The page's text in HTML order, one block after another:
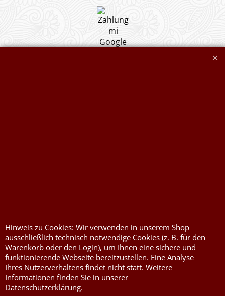
Impressum
Kontaktformular
Kurzwaren von Prym
Füllwatte, Granulat
Flammschutzmittel
nach DIN4102B1
Flammenhemmende,
Hinweis zu Cookies: Wir verwenden in unserem Shop
ausschließlich technisch notwendige Cookies (z. B. für den
Warenkorb oder den Login), um Ihnen eine sichere und
funktionierende Webseite bereitzustellen. Eine Analyse
Ihres Nutzerverhaltens findet nicht statt. Weitere
Informationen finden Sie in unserer
Datenschutzerklärung.